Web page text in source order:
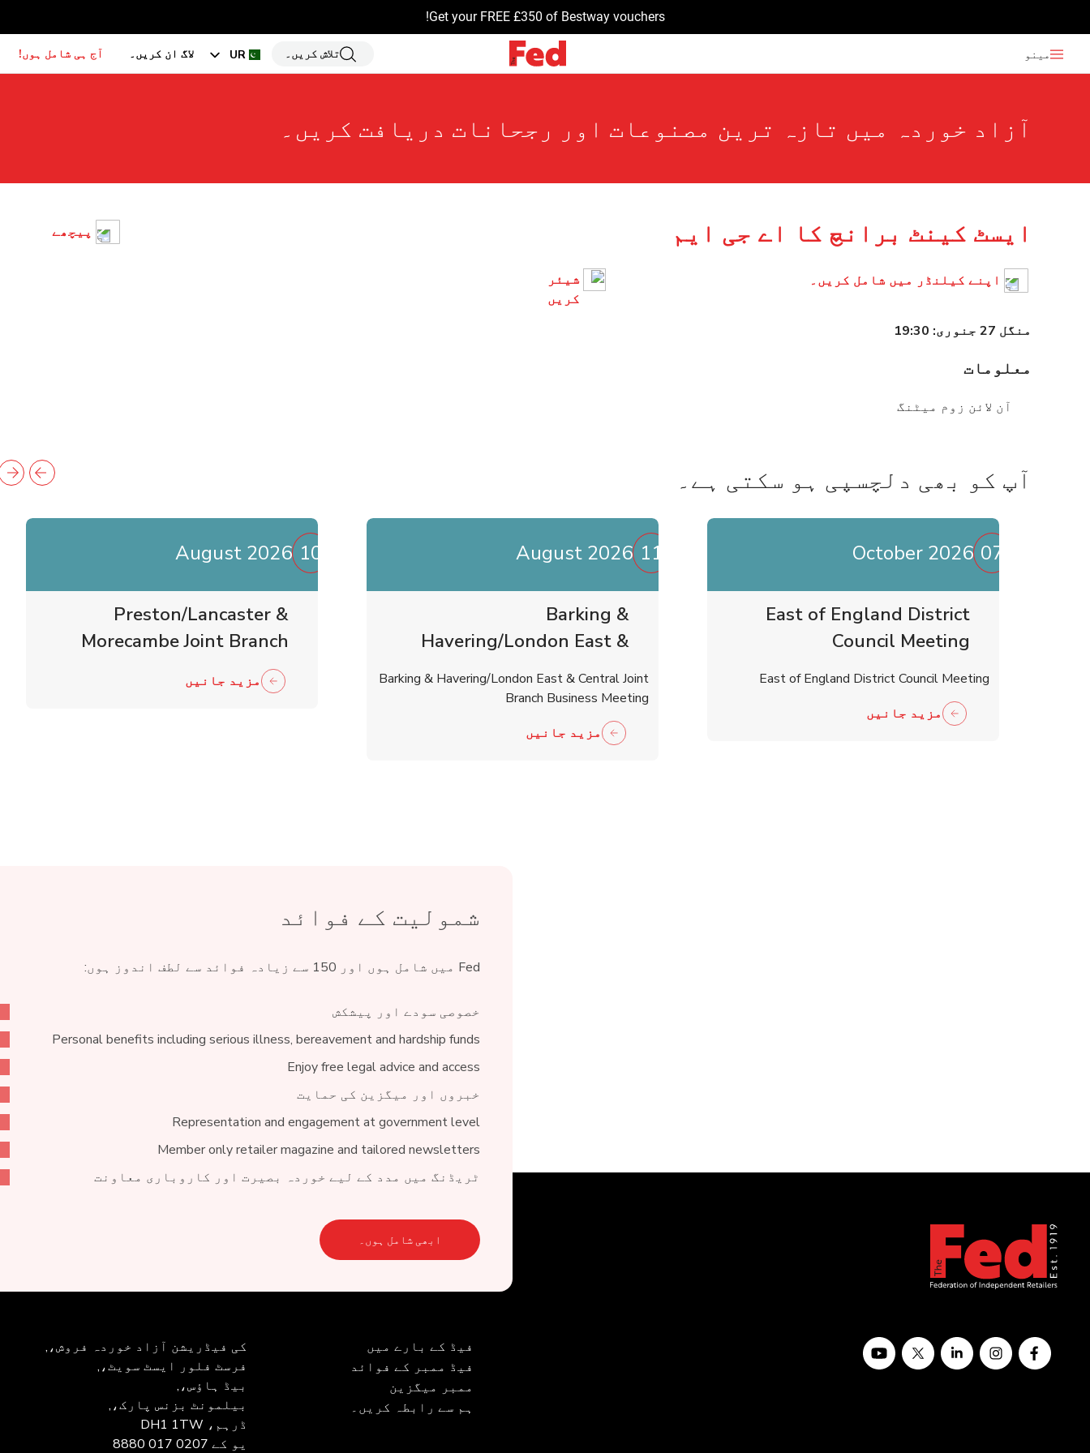
Get your FREE £350 of Bestway vouchers!
مینو تلاش کریں۔ UR لاگ ان کریں۔ آج ہی شامل ہوں!
آزاد خوردہ میں تازہ ترین مصنوعات اور رجحانات دریافت کریں۔
پیچھے ایسٹ کینٹ برانچ کا اے جی ایم
اپنے کیلنڈر میں شامل کریں۔
شیئر
کریں۔
منگل 27 جنوری: 19:30
معلومات
آن لائن زوم میٹنگ
آپ کو بھی دلچسپی ہو سکتی ہے۔
07
October 2026
East of England District
Council Meeting
East of England District Council Meeting
مزید جانیں
11
August 2026
Barking &
Havering/London East &
Central Joint Branch
Business Meeting
Barking & Havering/London East & Central Joint
Branch Business Meeting
مزید جانیں
10
August 2026
Preston/Lancaster &
Morecambe Joint Branch
Business Meeting
مزید جانیں
شمولیت کے فوائد
Fed میں شامل ہوں اور 150 سے زیادہ فوائد سے لطف اندوز ہوں:
خصوصی سودے اور پیشکش
Personal benefits including serious illness, bereavement and hardship funds
Enjoy free legal advice and access
خبروں اور میگزین کی حمایت
Representation and engagement at government level
Member only retailer magazine and tailored newsletters
ٹریڈنگ میں مدد کے لیے خوردہ بصیرت اور کاروباری معاونت
ابھی شامل ہوں۔
فیڈ کے بارے میں
فیڈ ممبر کے فوائد
ممبر میگزین
ہم سے رابطہ کریں۔
کی فیڈریشن آزاد خوردہ فروش،,
فرسٹ فلور ایسٹ سویٹ،,
بیڈ ہاؤس،,
بیلمونٹ بزنس پارک،,
ڈرہم، DH1 1TW
یو کے 0207 017 8880